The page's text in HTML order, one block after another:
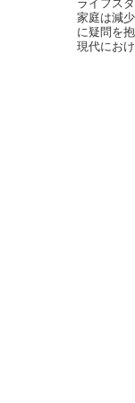
ライフス
家庭は減
に疑問を
現代にお